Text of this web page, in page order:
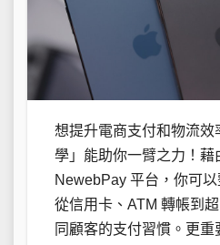
想提升電商支付和物流效
學」能助你一臂之力！藉
NewebPay 平台，你可以
從信用卡、ATM 轉帳到
同顧客的支付習慣。更